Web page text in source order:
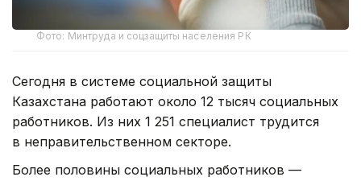
Фото: Минтруда и соцзащиты населения РК
Сегодня в системе социальной защиты
Казахстана работают около 12 тысяч социальных
работников. Из них 1 251 специалист трудится
в неправительственном секторе.
Более половины социальных работников —